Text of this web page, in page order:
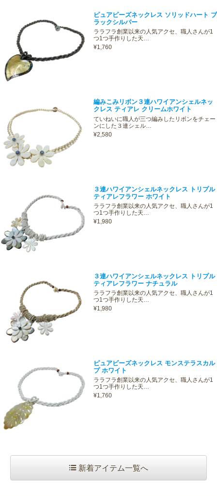
ピュアビーズネックレス ソリッドハート ブ
ラックシルバー
ララフラ創業以来の人気アクセ、職人さんが1
つ1つ手作りした天…
¥1,760
編みこみリボン３連ハワイアンシェルネッ
クレス ティアレ クリームホワイト
ていねいに職人が三つ編みしたリボンをチェー
ンにした３連シェル…
¥2,580
３連ハワイアンシェルネックレス トリプル
ティアレフラワー ホワイト
ララフラ創業以来の人気アクセ、職人さんが1
つ1つ手作りした天…
¥1,980
３連ハワイアンシェルネックレス トリプル
ティアレフラワー ナチュラル
ララフラ創業以来の人気アクセ、職人さんが1
つ1つ手作りした天…
¥1,980
ピュアビーズネックレス モンステラスカル
プ ホワイト
ララフラ創業以来の人気アクセ、職人さんが1
つ1つ手作りした天…
¥1,760
新着アイテム一覧へ